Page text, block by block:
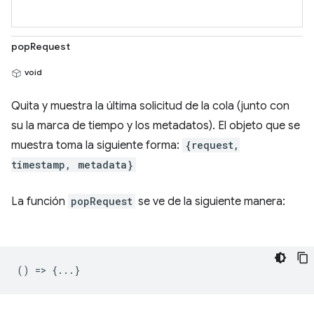
popRequest
void
Quita y muestra la última solicitud de la cola (junto con
su la marca de tiempo y los metadatos). El objeto que se
muestra toma la siguiente forma: {request,
timestamp, metadata}
La función popRequest se ve de la siguiente manera:
() => {...}